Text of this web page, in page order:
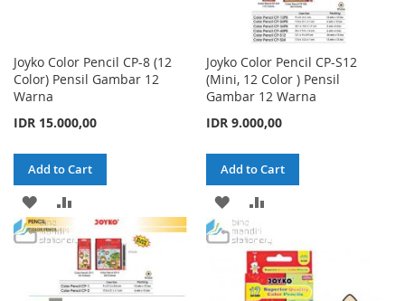
Joyko Color Pencil CP-8 (12
Color) Pensil Gambar 12
Warna
IDR 15.000,00
Add to Cart
ADD
TO
LIST
COMPARE
Joyko Color Pencil CP-S12
(Mini, 12 Color ) Pensil
Gambar 12 Warna
IDR 9.000,00
Add to Cart
ADD
TO
WISH
LIST
COMPARE